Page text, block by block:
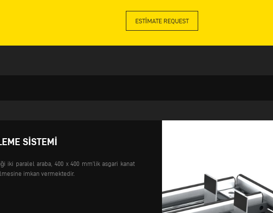
ESTIMATE REQUEST
SISTEMI
iki paralel araba, 400 x 400 mm’lik asgari kanat
imkan vermektedir.